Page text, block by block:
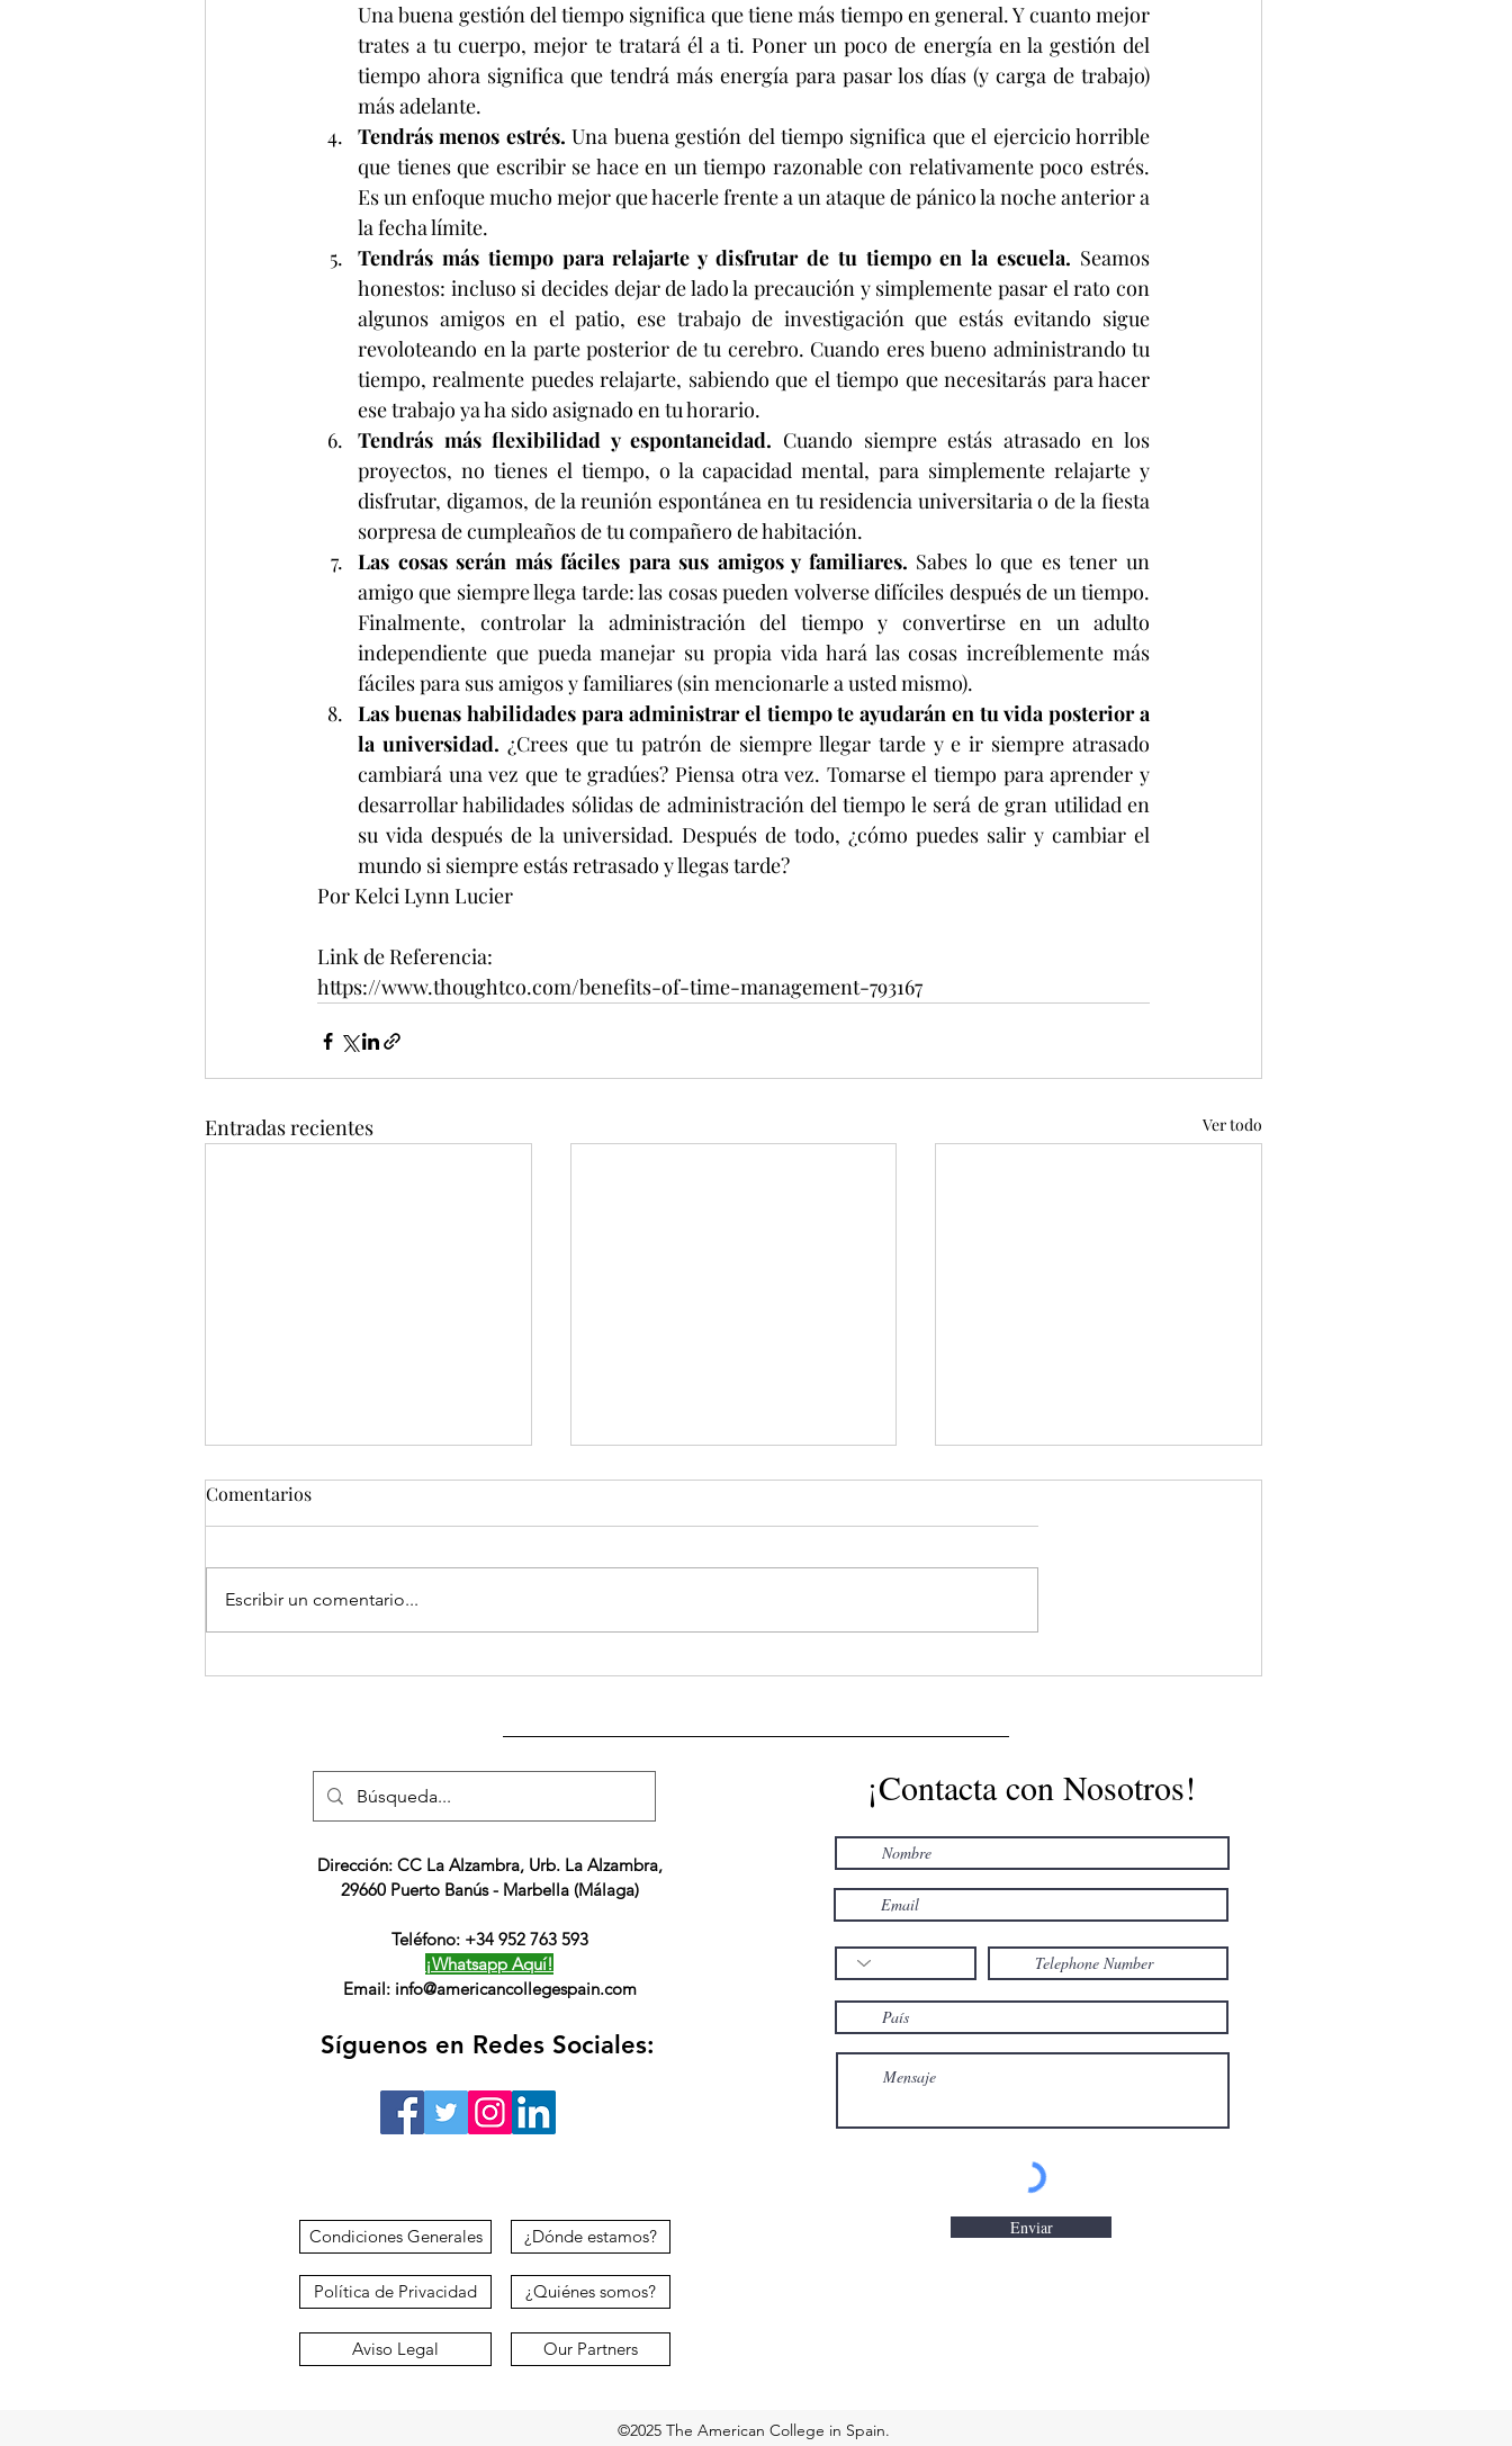
Una buena gestión del tiempo significa que tiene más tiempo en general. Y cuanto mejor
trates a tu cuerpo, mejor te tratará él a ti. Poner un poco de energía en la gestión del
tiempo ahora significa que tendrá más energía para pasar los días (y carga de trabajo)
más adelante.
Tendrás menos estrés. Una buena gestión del tiempo significa que el ejercicio horrible
que tienes que escribir se hace en un tiempo razonable con relativamente poco estrés.
Es un enfoque mucho mejor que hacerle frente a un ataque de pánico la noche anterior a
la fecha límite.
Tendrás más tiempo para relajarte y disfrutar de tu tiempo en la escuela. Seamos
honestos: incluso si decides dejar de lado la precaución y simplemente pasar el rato con
algunos amigos en el patio, ese trabajo de investigación que estás evitando sigue
revoloteando en la parte posterior de tu cerebro. Cuando eres bueno administrando tu
tiempo, realmente puedes relajarte, sabiendo que el tiempo que necesitarás para hacer
ese trabajo ya ha sido asignado en tu horario.
Tendrás más flexibilidad y espontaneidad. Cuando siempre estás atrasado en los
proyectos, no tienes el tiempo, o la capacidad mental, para simplemente relajarte y
disfrutar, digamos, de la reunión espontánea en tu residencia universitaria o de la fiesta
sorpresa de cumpleaños de tu compañero de habitación.
Las cosas serán más fáciles para sus amigos y familiares. Sabes lo que es tener un
amigo que siempre llega tarde: las cosas pueden volverse difíciles después de un tiempo.
Finalmente, controlar la administración del tiempo y convertirse en un adulto
independiente que pueda manejar su propia vida hará las cosas increíblemente más
fáciles para sus amigos y familiares (sin mencionarle a usted mismo).
Las buenas habilidades para administrar el tiempo te ayudarán en tu vida posterior a
la universidad. ¿Crees que tu patrón de siempre llegar tarde y e ir siempre atrasado
cambiará una vez que te gradúes? Piensa otra vez. Tomarse el tiempo para aprender y
desarrollar habilidades sólidas de administración del tiempo le será de gran utilidad en
su vida después de la universidad. Después de todo, ¿cómo puedes salir y cambiar el
mundo si siempre estás retrasado y llegas tarde?
Por Kelci Lynn Lucier
Link de Referencia:
https://www.thoughtco.com/benefits-of-time-management-793167
Entradas recientes Ver todo
Comentarios
Escribir un comentario...
¡Contacta con Nosotros!
Enviar
Dirección: CC La Alzambra, Urb. La Alzambra,
29660 Puerto Banús - Marbella (Málaga)
Teléfono: +34 952 763 593
¡Whatsapp Aquí!
Email: info@americancollegespain.com
Síguenos en Redes Sociales:
Condiciones Generales
Política de Privacidad
Aviso Legal
¿Dónde estamos?
¿Quiénes somos?
Our Partners
©2025 The American College in Spain.